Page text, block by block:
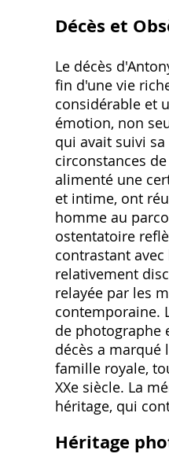
Décès et
Le décès
fin d'une vie
considérable et
émotion, non
qui avait suivi
circonstances
alimenté une
et intime, ont
homme au
ostentatoire
contrastant
relativement
relayée par les
contemporaine.
de photographe
décès a marqué
famille royale,
XXe siècle. La
héritage, qui
Héritage